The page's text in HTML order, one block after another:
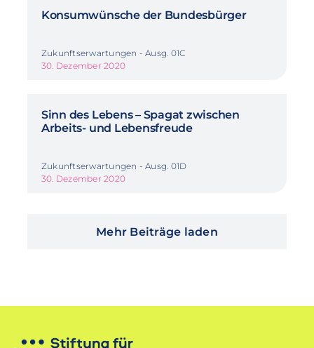
Konsumwünsche der Bundesbürger
Zukunftserwartungen - Ausg. 01C
30. Dezember 2020
Sinn des Lebens – Spagat zwischen
Arbeits- und Lebensfreude
Zukunftserwartungen - Ausg. 01D
30. Dezember 2020
Mehr Beiträge laden